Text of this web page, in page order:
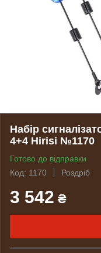
Набір
4+4 Hirisi №1170
Готово до відправки
Код: 1170
Роздріб
3 542 ₴